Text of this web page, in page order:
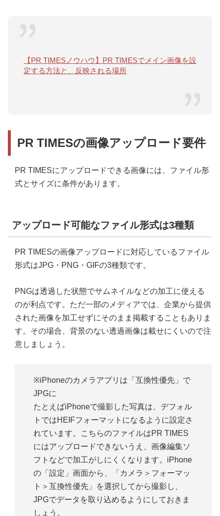
【PR TIMESノウハウ】PR TIMESでメイン画像を設
定する方法と、反映される場所
PR TIMESの画像アップロード要件
PR TIMESにアップロードできる画像には、ファイル形
式とサイズに条件があります。
アップロード可能なファイル形式は3種類
PR TIMESの画像アップロードに対応しているファイル
形式はJPG・PNG・GIFの3種類です。
PNGは透過した状態でサムネイルなどの加工に使える
のが利点です。ただ一部のメディアでは、企業から提供
された画像を加工せずにそのまま掲載することもありま
す。その場合、背景のない透過画像は載せにくいので注
意しましょう。
※iPhoneのカメラアプリは「互換性優先」で
JPGに
たとえばiPhoneで撮影した写真は、デフォル
トではHEIFフォーマットになるように設定さ
れています。こちらのファイルはPR TIMES
にはアップロードできないうえ、画像編集ソ
フトなどで加工がしにくくなります。iPhone
の「設定」画面から、「カメラ＞フォーマッ
ト＞互換性優先」を選択してから撮影し、
JPGでデータを取り込めるようにしておきま
しょう。